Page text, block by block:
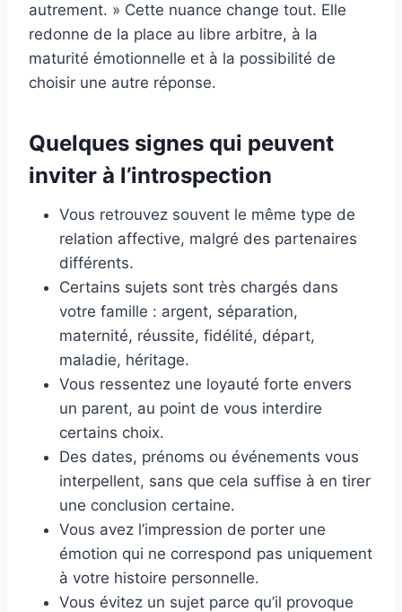
autrement. » Cette nuance change tout. Elle
redonne de la place au libre arbitre, à la
maturité émotionnelle et à la possibilité de
choisir une autre réponse.
Quelques signes qui peuvent
inviter à l’introspection
Vous retrouvez souvent le même type de
relation affective, malgré des partenaires
différents.
Certains sujets sont très chargés dans
votre famille : argent, séparation,
maternité, réussite, fidélité, départ,
maladie, héritage.
Vous ressentez une loyauté forte envers
un parent, au point de vous interdire
certains choix.
Des dates, prénoms ou événements vous
interpellent, sans que cela suffise à en tirer
une conclusion certaine.
Vous avez l’impression de porter une
émotion qui ne correspond pas uniquement
à votre histoire personnelle.
Vous évitez un sujet parce qu’il provoque